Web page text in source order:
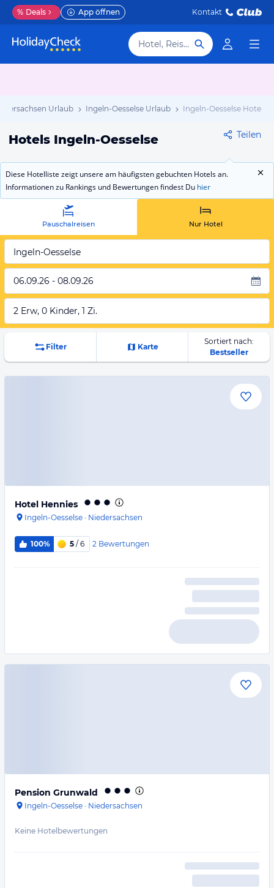
% Deals App öffnen Kontakt
Hotel, Reiseziel
Urlaub Ingeln-Oesselse Urlaub Ingeln-Oesselse Hotels
Hotels Ingeln-Oesselse Teilen
Diese Hotelliste zeigt unsere am häufigsten gebuchten Hotels an.
Informationen zu Rankings und Bewertungen findest Du hier
Pauschalreisen Nur Hotel
Ingeln-Oesselse
06.09.26 - 08.09.26
2 Erw, 0 Kinder, 1 Zi.
Filter Karte
Sortiert nach:
Bestseller
Hotel Hennies
Ingeln-Oesselse · Niedersachsen
100% 5 / 6 2 Bewertungen
Pension Grunwald
Ingeln-Oesselse · Niedersachsen
Keine Hotelbewertungen